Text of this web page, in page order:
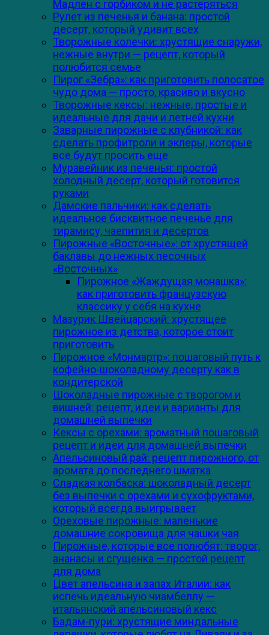
Мадлен с горбиком и не растеряться
Рулет из печенья и банана: простой
десерт, который удивит всех
Творожные колечки: хрустящие снаружи,
нежные внутри — рецепт, который
полюбится семье
Пирог «Зебра»: как приготовить полосатое
чудо дома — просто, красиво и вкусно
Творожные кексы: нежные, простые и
идеальные для дачи и летней кухни
Заварные пирожные с клубникой: как
сделать профитроли и эклеры, которые
все будут просить еще
Муравейник из печенья: простой
холодный десерт, который готовится
руками
Дамские пальчики: как сделать
идеальное бисквитное печенье для
тирамису, чаепития и десертов
Пирожные «Восточные»: от хрустящей
баклавы до нежных песочных
«Восточных»
Пирожное «Жаждущая монашка»:
как приготовить французскую
классику у себя на кухне
Мазурик Швейцарский: хрустящее
пирожное из детства, которое стоит
приготовить
Пирожное «Монмартр»: пошаговый путь к
кофейно-шоколадному десерту как в
кондитерской
Шоколадные пирожные с творогом и
вишней: рецепт, идеи и варианты для
домашней выпечки
Кексы с орехами: ароматный пошаговый
рецепт и идеи для домашней выпечки
Апельсиновый рай: рецепт пирожного, от
аромата до последнего шматка
Сладкая колбаска: шоколадный десерт
без выпечки с орехами и сухофруктами,
который всегда выигрывает
Ореховые пирожные: маленькие
домашние сокровища для чашки чая
Пирожные, которые все полюбят: творог,
ананасы и сгущенка — простой рецепт
для дома
Цвет апельсина и запах Италии: как
испечь идеальную чиамбеллу —
итальянский апельсиновый кекс
Бадам-пури: хрустящие миндальные